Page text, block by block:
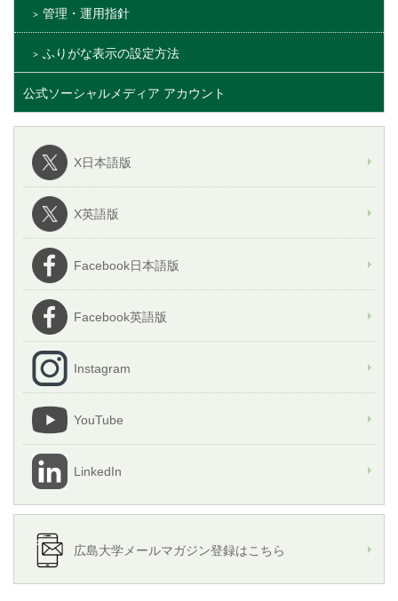
管理・運用指針
ふりがな表示の設定方法
公式ソーシャルメディア アカウント
X日本語版
X英語版
Facebook日本語版
Facebook英語版
Instagram
YouTube
LinkedIn
広島大学メールマガジン登録はこちら